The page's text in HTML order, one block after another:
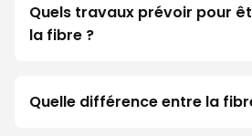
Quels travaux prévoir pour
la fibre ?
Quelle différence entre la